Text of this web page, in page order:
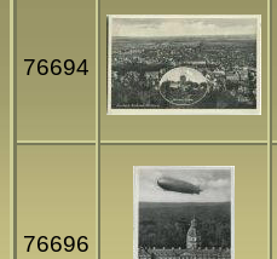
76694
76696